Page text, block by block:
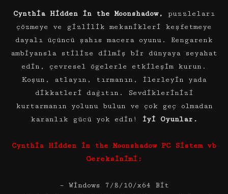
Cynthia Hidden in the Moonshadow,
puzzleları
çözmeye ve gizlilik mekanikleri keşfetmeye
dayalı üçüncü şahıs macera oyunu. Rengarenk
ambiyansla stilize dilmiş bir dünyaya seyahat
edin, çevresel ögelerle etkileşim kurun.
Koşun, atlayın, tırmanın, ilerleyin yada
dikkatleri dağıtın. Sevdiklerinizi
kurtarmanın yolunu bulun ve çok geç olmadan
karanlık gücü yok edin!
İyi Oyunlar.
Cynthia Hidden in the Moonshadow PC Sistem vb
Gereksinimi:
– Windows 7/8/10/x64 Bit